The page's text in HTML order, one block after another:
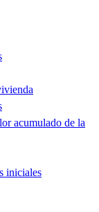
acumulado de la
iniciales